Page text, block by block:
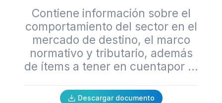
Contiene información sobre el
comportamiento del sector en el
mercado de destino, el marco
normativo y tributario, además
de ítems a tener en cuentapor ...
Descargar documento